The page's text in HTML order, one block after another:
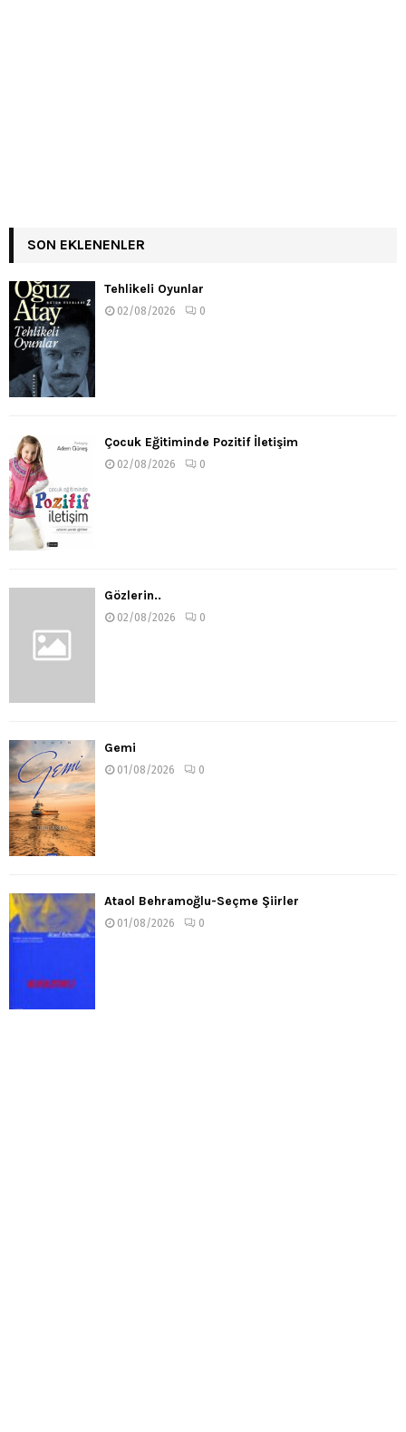
SON EKLENENLER
Tehlikeli Oyunlar
02/08/2026 0
Çocuk Eğitiminde Pozitif İletişim
02/08/2026 0
Gözlerin..
02/08/2026 0
Gemi
01/08/2026 0
Ataol Behramoğlu-Seçme Şiirler
01/08/2026 0